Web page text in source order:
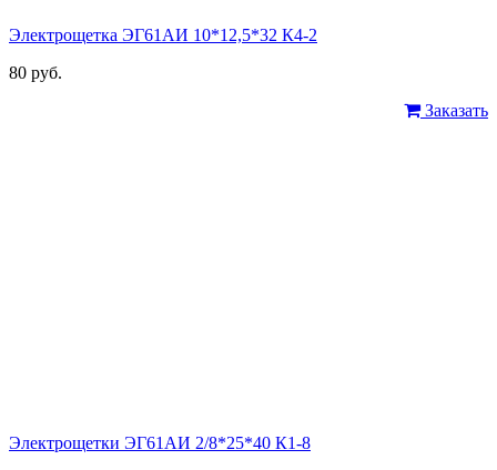
Электрощетка ЭГ61АИ 10*12,5*32 К4-2
80 руб.
Заказать
Электрощетки ЭГ61АИ 2/8*25*40 К1-8